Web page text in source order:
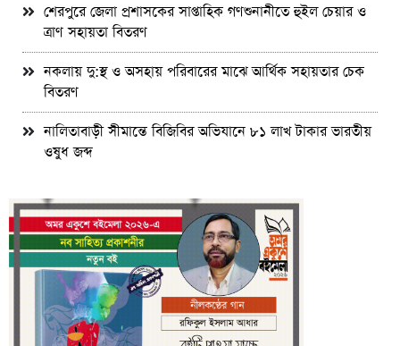
শেরপুরে জেলা প্রশাসকের সাপ্তাহিক গণশুনানীতে হুইল চেয়ার ও
ত্রাণ সহায়তা বিতরণ
নকলায় দু:স্থ ও অসহায় পরিবারের মাঝে আর্থিক সহায়তার চেক
বিতরণ
নালিতাবাড়ী সীমান্তে বিজিবির অভিযানে ৮১ লাখ টাকার ভারতীয়
ওষুধ জব্দ